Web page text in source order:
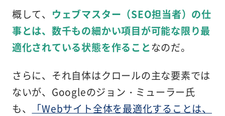
概して、 ウェブマスター（SEO担当者）の仕
事とは、数千もの細かい項目が可能な限り最
適化されている状態を作ることなのだ。
さらに、それ自体はクロールの主な要素では
ないが、Googleのジョン・ミューラー氏
も、
「Webサイト全体を最適化することは、